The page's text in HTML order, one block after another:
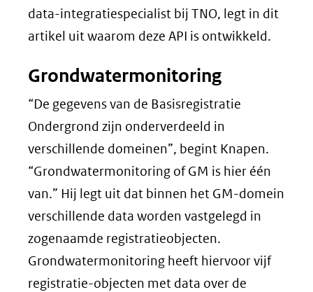
data-integratiespecialist bij TNO, legt in dit
artikel uit waarom deze API is ontwikkeld.
Grondwatermonitoring
“De gegevens van de Basisregistratie
Ondergrond zijn onderverdeeld in
verschillende domeinen”, begint Knapen.
“Grondwatermonitoring of GM is hier één
van.” Hij legt uit dat binnen het GM-domein
verschillende data worden vastgelegd in
zogenaamde registratieobjecten.
Grondwatermonitoring heeft hiervoor vijf
registratie-objecten met data over de